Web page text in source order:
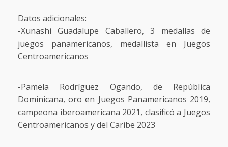
Datos adicionales:
-Xunashi Guadalupe Caballero, 3 medallas de
juegos panamericanos, medallista en Juegos
Centroamericanos
-Pamela Rodríguez Ogando, de República
Dominicana, oro en Juegos Panamericanos 2019,
campeona iberoamericana 2021, clasificó a Juegos
Centroamericanos y del Caribe 2023